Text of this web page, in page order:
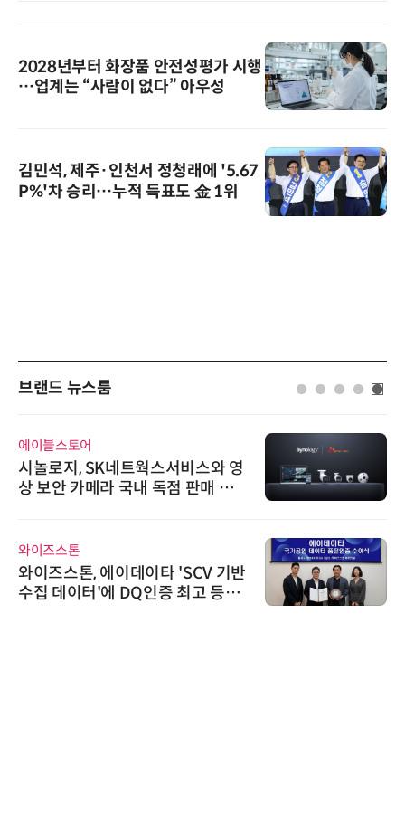
2028년부터 화장품 안전성평가 시행
…업계는 “사람이 없다” 아우성
김민석, 제주·인천서 정청래에 '5.67
P%'차 승리…누적 득표도 金 1위
브랜드 뉴스룸
에이블스토어
시놀로지, SK네트웍스서비스와 영
상 보안 카메라 국내 독점 판매 파
와이즈스톤
와이즈스톤, 에이데이타 'SCV 기반
수집 데이터'에 DQ인증 최고 등급